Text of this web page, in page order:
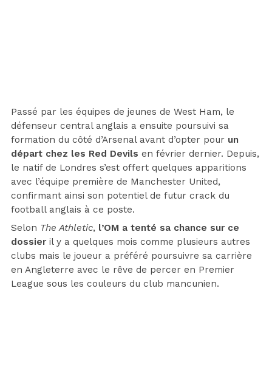
Passé par les équipes de jeunes de West Ham, le
défenseur central anglais a ensuite poursuivi sa
formation du côté d’Arsenal avant d’opter pour un
départ chez les Red Devils en février dernier. Depuis,
le natif de Londres s’est offert quelques apparitions
avec l’équipe première de Manchester United,
confirmant ainsi son potentiel de futur crack du
football anglais à ce poste.
Selon The Athletic, l’OM a tenté sa chance sur ce
dossier il y a quelques mois comme plusieurs autres
clubs mais le joueur a préféré poursuivre sa carrière
en Angleterre avec le rêve de percer en Premier
League sous les couleurs du club mancunien.